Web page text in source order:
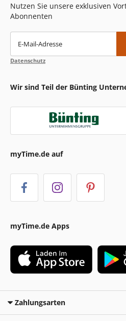
Nutzen Sie unsere exklusiven
Abonnenten
E-Mail-Adresse
Datenschutz
Wir sind Teil der Bünting
myTime.de auf
myTime.de Apps
Zahlungsarten